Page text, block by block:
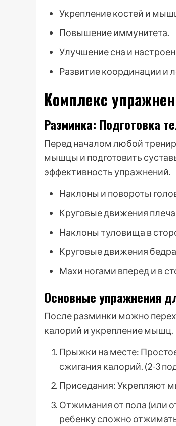
Укрепление костей и
Повышение иммунитета.
Улучшение сна и
Развитие координации и
Комплекс
Разминка: Подготовка
Перед началом любой
мышцы и подготовить
эффективность упражнений.
Наклоны и повороты
Круговые движения
Наклоны туловища в
Круговые движения
Махи ногами вперед и в
Основные упражнения
После разминки можно
калорий и укрепление мышц.
Прыжки на месте:
сжигания калорий. (2-3
Приседания: Укрепляют
Отжимания от пола (или
ребенку сложно